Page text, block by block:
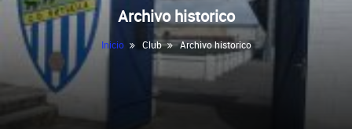
Archivo historico
Inicio Club Archivo historico